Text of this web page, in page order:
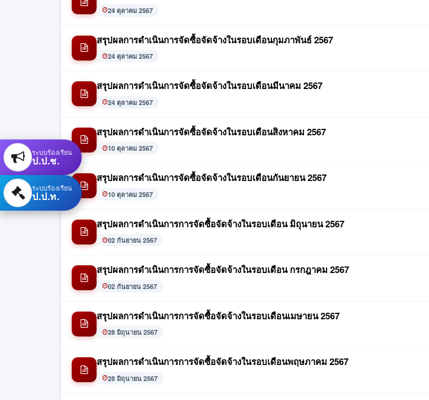
24 ตุลาคม 2567
สรุปผลการดำเนินการจัดซื้อจัดจ้างในรอบเดือนกุมภาพันธ์ 2567
24 ตุลาคม 2567
สรุปผลการดำเนินการจัดซื้อจัดจ้างในรอบเดือนมีนาคม 2567
24 ตุลาคม 2567
สรุปผลการดำเนินการจัดซื้อจัดจ้างในรอบเดือนสิงหาคม 2567
10 ตุลาคม 2567
สรุปผลการดำเนินการจัดซื้อจัดจ้างในรอบเดือนกันยายน 2567
10 ตุลาคม 2567
สรุปผลการดำเนินการการจัดซื้อจัดจ้างในรอบเดือน มิถุนายน 2567
02 กันยายน 2567
สรุปผลการดำเนินการการจัดซื้อจัดจ้างในรอบเดือน กรกฎาคม 2567
02 กันยายน 2567
สรุปผลการดำเนินการการจัดซื้อจัดจ้างในรอบเดือนเมษายน 2567
28 มิถุนายน 2567
สรุปผลการดำเนินการการจัดซื้อจัดจ้างในรอบเดือนพฤษภาคม 2567
28 มิถุนายน 2567
ระบบร้องเรียน
ป.ป.ช.
ระบบร้องเรียน
ป.ป.ท.